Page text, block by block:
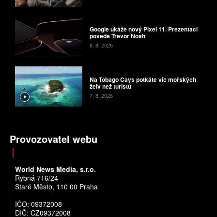
Google ukáže nový Pixel 11. Prezentaci
povede Trevor Noah
8. 8. 2026
Na Tobago Cays potkáte víc mořských
želv než turistů
7. 8. 2026
Provozovatel webu
World News Media, s.r.o.
Rybná 716/24
Staré Město, 110 00 Praha
IČO: 09372008
DIČ: CZ09372008